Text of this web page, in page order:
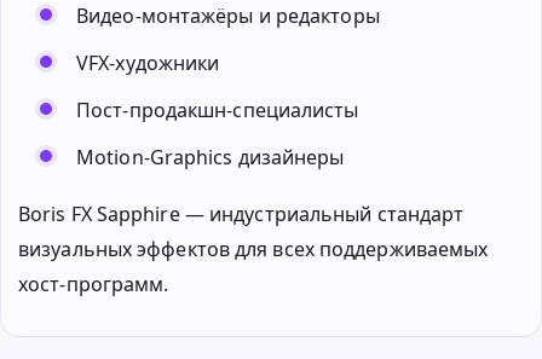
Видео-монтажёры и редакторы
VFX-художники
Пост-продакшн-специалисты
Motion-Graphics дизайнеры
Boris FX Sapphire — индустриальный стандарт
визуальных эффектов для всех поддерживаемых
хост-программ.